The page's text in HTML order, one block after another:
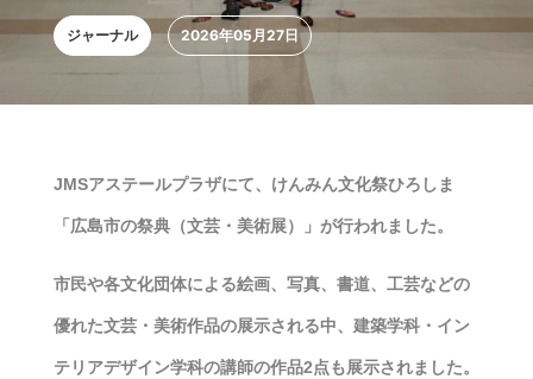
ジャーナル 2026年05月27日
JMSアステールプラザにて、けんみん文化祭ひろしま
「広島市の祭典（文芸・美術展）」が行われました。
市民や各文化団体による絵画、写真、書道、工芸などの
優れた文芸・美術作品の展示される中、建築学科・イン
テリアデザイン学科の講師の作品2点も展示されました。